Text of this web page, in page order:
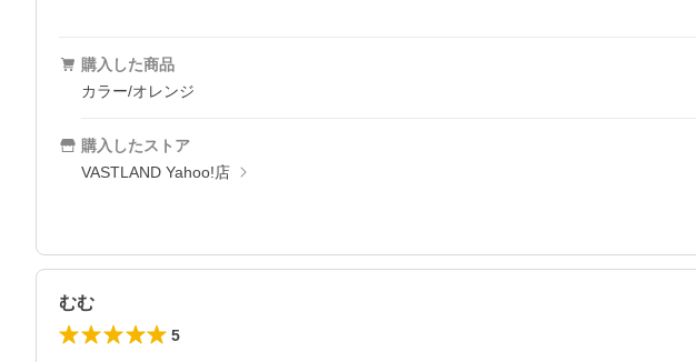
購入した商品
カラー/オレンジ
購入したストア
VASTLAND Yahoo!店
むむ
5